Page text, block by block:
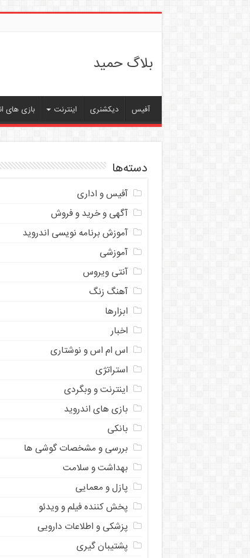
بلاگ حمید
آفیس دیکشنری اینترنت بازی های
دسته‌ها
آفیس و اداری
آگهی و خرید و فروش
آموزش برنامه نویسی اندروید
آموزشی
آنتی ویروس
آهنگ زنگ
ابزارها
اخبار
اس ام اس و نوشتاری
استراتژی
اینترنت و وبگردی
بازی های اندروید
بانکی
بررسی و مشخصات گوشی ها
بهداشت و سلامت
پازل و معمایی
پخش کننده فیلم و ویدئو
پزشکی و اطلاعات دارویی
پشتیبان گیری